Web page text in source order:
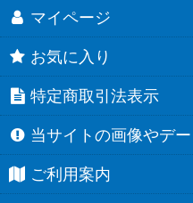
マイページ
お気に入り
特定商取引法表示
当サイトの画像やデ
ご利用案内